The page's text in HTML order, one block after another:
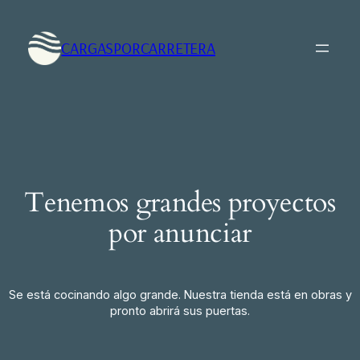
CARGASPORCARRETERA
Tenemos grandes proyectos
por anunciar
Se está cocinando algo grande. Nuestra tienda está en obras y
pronto abrirá sus puertas.